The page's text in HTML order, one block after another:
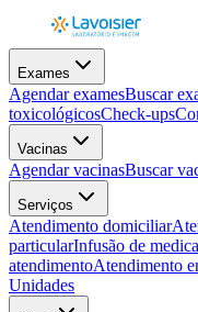
Exames
Agendar examesBuscar
toxicológicosCheck-ups
Vacinas
Agendar vacinasBuscar
Serviços
Atendimento domiciliar
particularInfusão de
atendimentoAtendimento
Unidades